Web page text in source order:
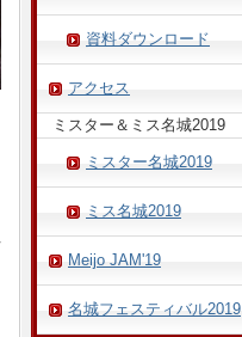
資料ダウンロード
アクセス
ミスター＆ミス名城2019
ミスター名城2019
ミス名城2019
Meijo JAM'19
名城フェスティバル2019